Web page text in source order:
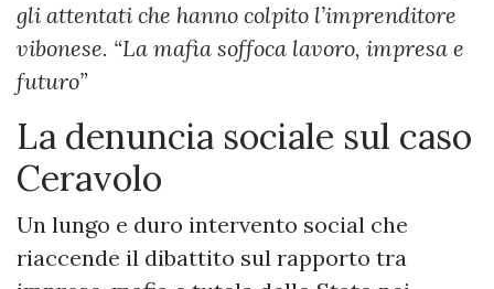
gli attentati che hanno colpito l’imprenditore
vibonese. “La mafia soffoca lavoro, impresa e
futuro”
La denuncia sociale sul caso
Ceravolo
Un lungo e duro intervento social che
riaccende il dibattito sul rapporto tra